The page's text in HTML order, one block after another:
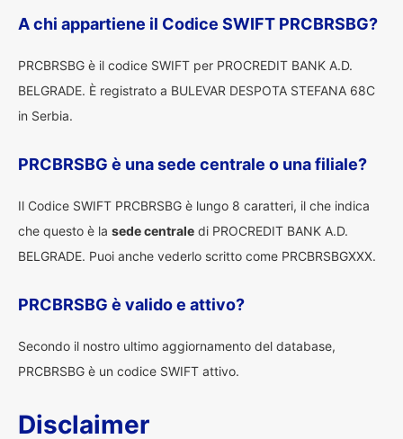
A chi appartiene il Codice SWIFT PRCBRSBG?
PRCBRSBG è il codice SWIFT per PROCREDIT BANK A.D.
BELGRADE. È registrato a BULEVAR DESPOTA STEFANA 68C
in Serbia.
PRCBRSBG è una sede centrale o una filiale?
Il Codice SWIFT PRCBRSBG è lungo 8 caratteri, il che indica
che questo è la sede centrale di PROCREDIT BANK A.D.
BELGRADE. Puoi anche vederlo scritto come PRCBRSBGXXX.
PRCBRSBG è valido e attivo?
Secondo il nostro ultimo aggiornamento del database,
PRCBRSBG è un codice SWIFT attivo.
Disclaimer